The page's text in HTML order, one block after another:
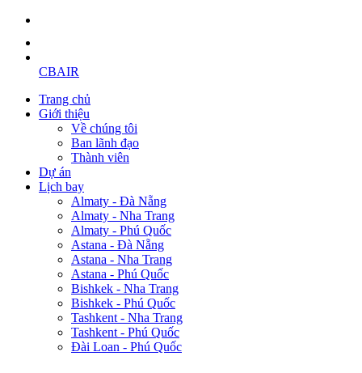
CBAIR
Trang chủ
Giới thiệu
Về chúng tôi
Ban lãnh đạo
Thành viên
Dự án
Lịch bay
Almaty - Đà Nẵng
Almaty - Nha Trang
Almaty - Phú Quốc
Astana - Đà Nẵng
Astana - Nha Trang
Astana - Phú Quốc
Bishkek - Nha Trang
Bishkek - Phú Quốc
Tashkent - Nha Trang
Tashkent - Phú Quốc
Đài Loan - Phú Quốc